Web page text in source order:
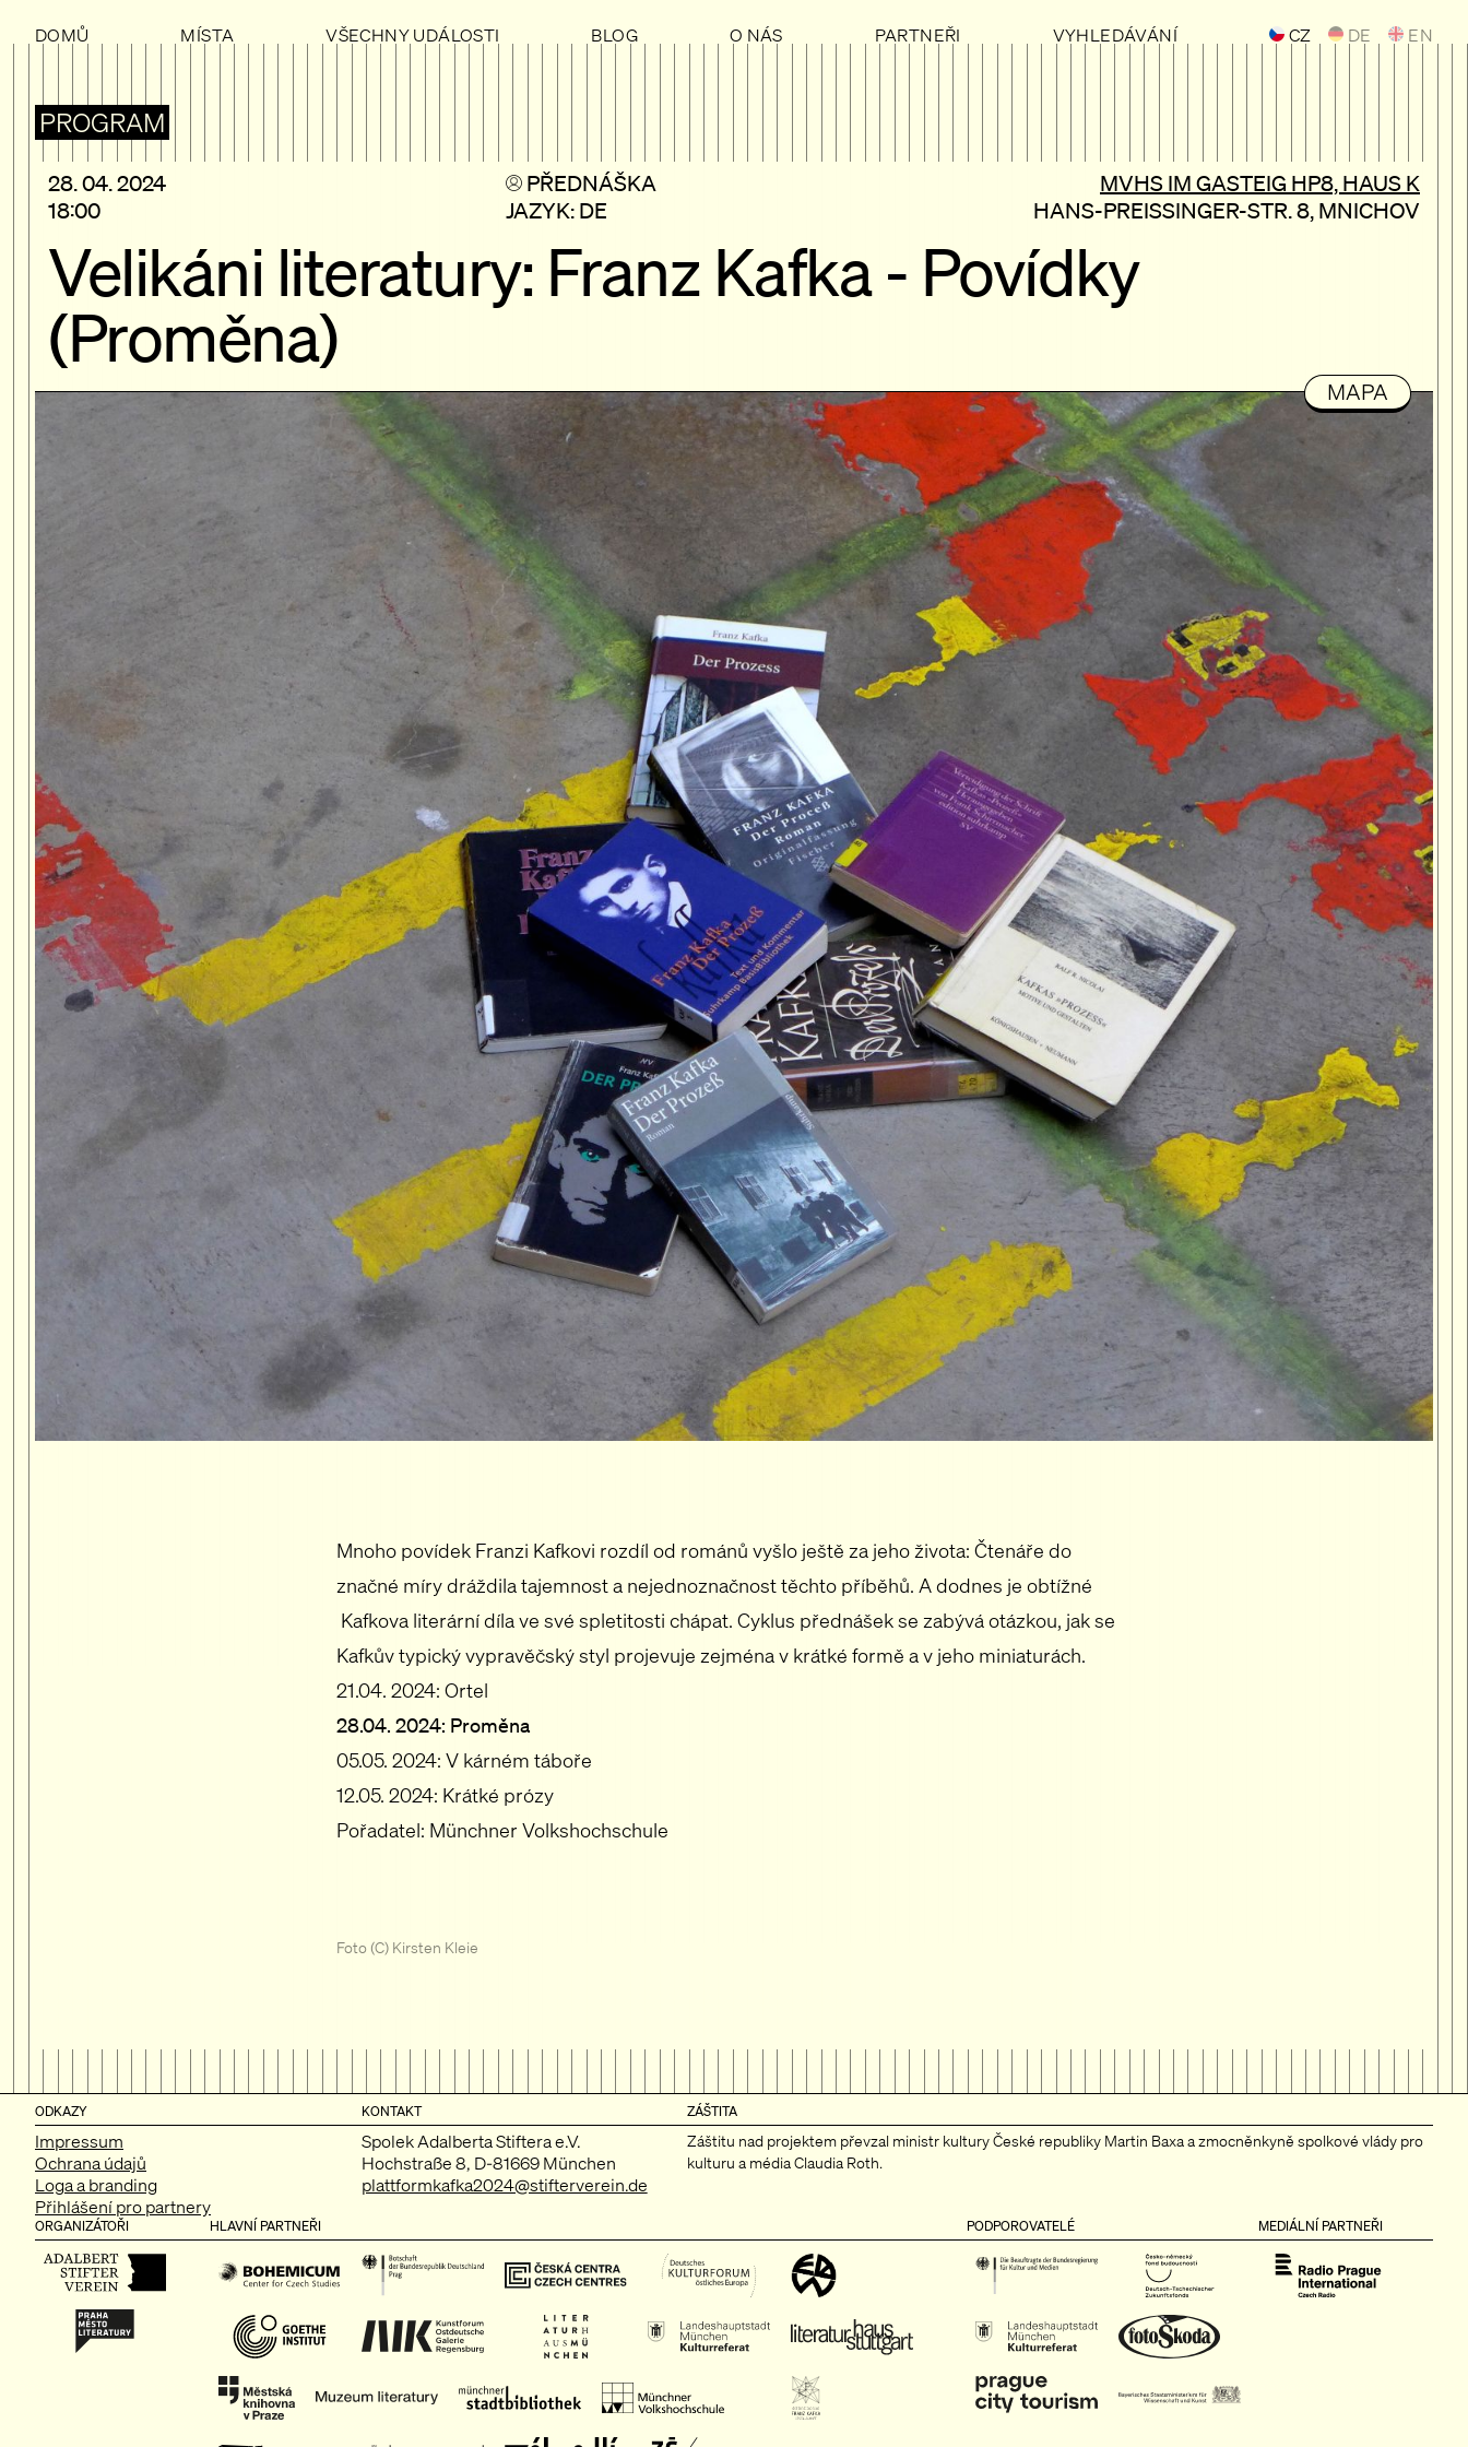
DOMŮ MÍSTA VŠECHNY UDÁLOSTI BLOG O NÁS PARTNEŘI VYHLEDÁVÁNÍ CZ DE EN
PROGRAM
28. 04. 2024
18:00
PŘEDNÁŠKA
JAZYK: DE
MVHS IM GASTEIG HP8, HAUS K
HANS-PREISSINGER-STR. 8, MNICHOV
Velikáni literatury: Franz Kafka - Povídky
(Proměna)
MAPA
Mnoho povídek Franzi Kafkovi rozdíl od románů vyšlo ještě za jeho života: Čtenáře do
značné míry dráždila tajemnost a nejednoznačnost těchto příběhů. A dodnes je obtížné
Kafkova literární díla ve své spletitosti chápat. Cyklus přednášek se zabývá otázkou, jak se
Kafkův typický vypravěčský styl projevuje zejména v krátké formě a v jeho miniaturách.
21.04. 2024: Ortel
28.04. 2024: Proměna
05.05. 2024: V kárném táboře
12.05. 2024: Krátké prózy
Pořadatel: Münchner Volkshochschule
Foto (C) Kirsten Kleie
ODKAZY
Impressum
Ochrana údajů
Loga a branding
Přihlášení pro partnery
KONTAKT
Spolek Adalberta Stiftera e.V.
Hochstraße 8, D-81669 München
plattformkafka2024@stifterverein.de
ZÁŠTITA
Záštitu nad projektem převzal ministr kultury České republiky Martin Baxa a zmocněnkyně spolkové vlády pro
kulturu a média Claudia Roth.
ORGANIZÁTOŘI HLAVNÍ PARTNEŘI PODPOROVATELÉ MEDIÁLNÍ PARTNEŘI